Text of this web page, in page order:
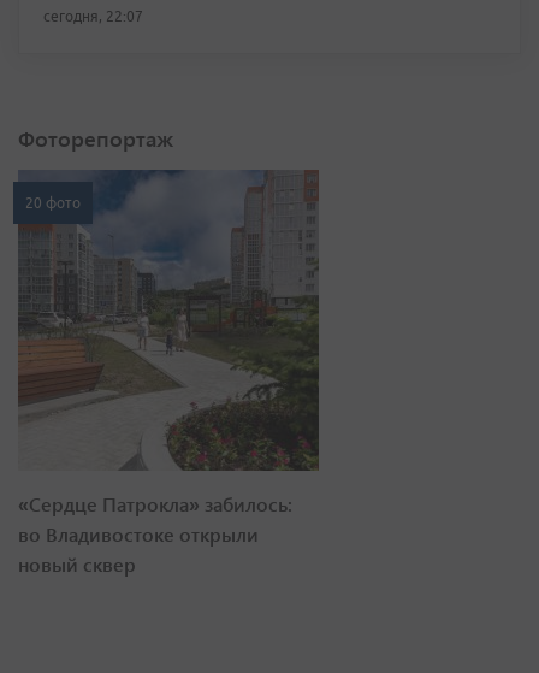
сегодня, 22:07
Фоторепортаж
20 фото
«Сердце Патрокла» забилось:
во Владивостоке открыли
новый сквер